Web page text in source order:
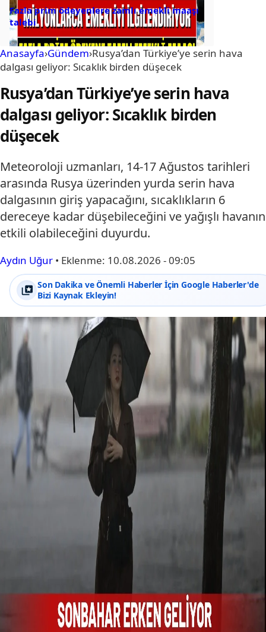
Fazla prim ödeyenlere zamlı emekli maaşı
talebi
Anasayfa›Gündem›Rusya’dan Türkiye’ye serin hava
dalgası geliyor: Sıcaklık birden düşecek
Rusya’dan Türkiye’ye serin hava
dalgası geliyor: Sıcaklık birden
düşecek
Meteoroloji uzmanları, 14-17 Ağustos tarihleri
arasında Rusya üzerinden yurda serin hava
dalgasının giriş yapacağını, sıcaklıkların 6
dereceye kadar düşebileceğini ve yağışlı havanın
etkili olabileceğini duyurdu.
Aydın Uğur • Eklenme: 10.08.2026 - 09:05
Son Dakika ve Önemli Haberler İçin Google Haberler'de
Bizi Kaynak Ekleyin!